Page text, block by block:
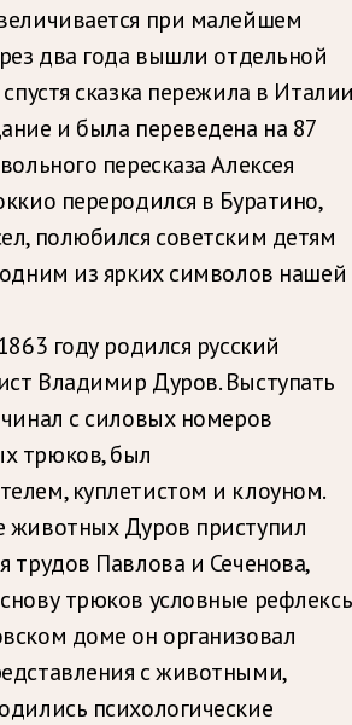
при малейшем
два года вышли отдельной
сказка пережила в
и была переведена на 87
пересказа Алексея
переродился в Буратино,
полюбился советским детям
из ярких символов нашей
году родился русский
Владимир Дуров. Выступать
с силовых номеров
трюков, был
куплетистом и клоуном.
животных Дуров приступил
трудов Павлова и Сеченова,
трюков условные
доме он организовал
с животными,
психологические